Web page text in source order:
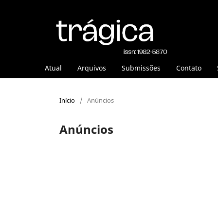
Atual Arquivos Submissões Contato
Início / Anúncios
Anúncios